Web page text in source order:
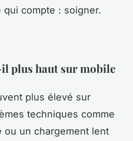
compte : soigner.
plus haut sur mobile
plus élevé sur
techniques comme
un chargement lent